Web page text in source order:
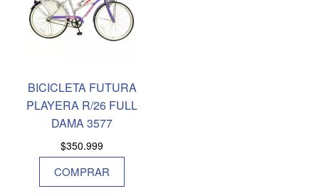
BICICLETA FUTURA
PLAYERA R/26 FULL
DAMA 3577
$350.999
COMPRAR